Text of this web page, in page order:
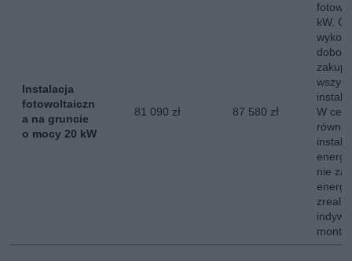
Instalacja
fotowoltaiczn
a na gruncie
o mocy 20 kW
81 090 zł 87 580 zł
kW.
W
nie